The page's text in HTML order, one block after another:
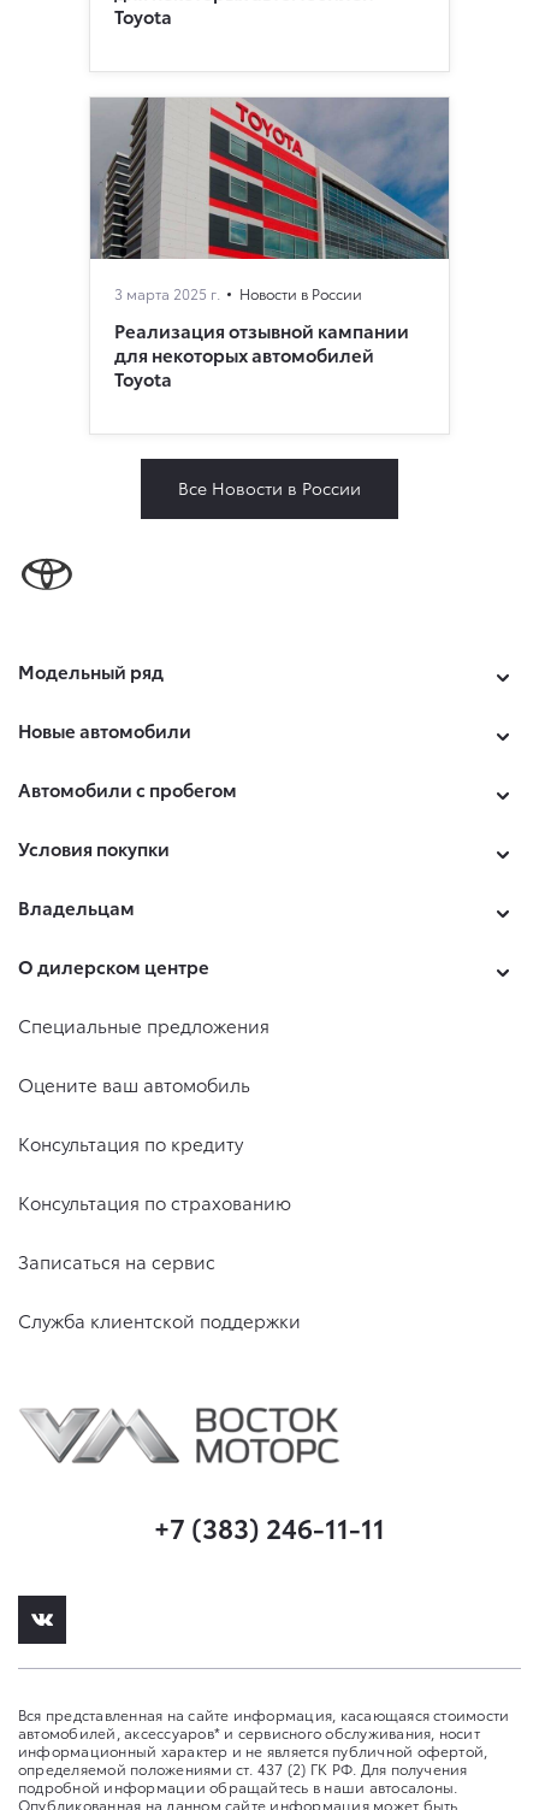
Toyota
3 марта 2025 г. Новости в России
Реализация отзывной кампании
для некоторых автомобилей
Toyota
Все Новости в России
Модельный ряд
Новые автомобили
Автомобили с пробегом
Условия покупки
Владельцам
О дилерском центре
Специальные предложения
Оцените ваш автомобиль
Консультация по кредиту
Консультация по страхованию
Записаться на сервис
Служба клиентской поддержки
+7 (383) 246-11-11
Вся представленная на сайте информация, касающаяся стоимости
автомобилей, аксессуаров* и сервисного обслуживания, носит
информационный характер и не является публичной офертой,
определяемой положениями ст. 437 (2) ГК РФ. Для получения
подробной информации обращайтесь в наши автосалоны.
Опубликованная на данном сайте информация может быть